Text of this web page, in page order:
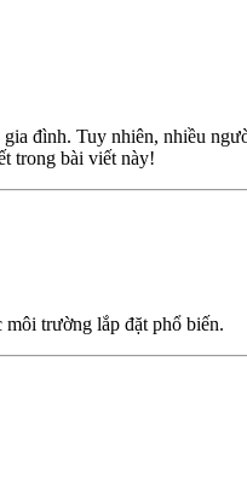
đình. Tuy nhiên, nhiều
trong bài viết này!
trường lắp đặt phổ biến.